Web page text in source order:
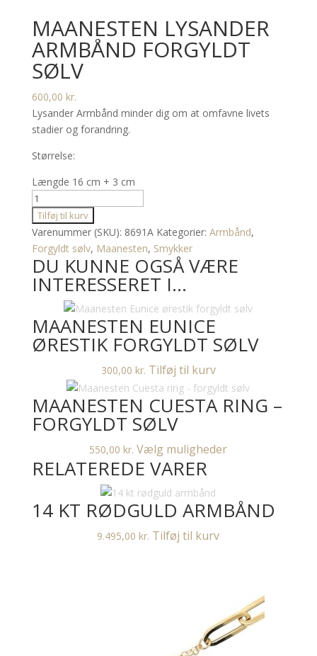
MAANESTEN LYSANDER
ARMBÅND FORGYLDT
SØLV
600,00 kr.
Lysander Armbånd minder dig om at omfavne livets
stadier og forandring.
Størrelse:
Længde 16 cm + 3 cm
Maanesten
Lysander
armbånd
forgyldt
sølv
antal
Tilføj til kurv
Varenummer (SKU): 8691A Kategorier: Armbånd,
Forgyldt sølv, Maanesten, Smykker
DU KUNNE OGSÅ VÆRE
INTERESSERET I…
MAANESTEN EUNICE
ØRESTIK FORGYLDT SØLV
300,00 kr. Tilføj til kurv
MAANESTEN CUESTA RING –
FORGYLDT SØLV
550,00 kr. Vælg mulighederDette
varianter.
varesiden
RELATEREDE VARER
14 KT RØDGULD ARMBÅND
9.495,00 kr. Tilføj til kurv